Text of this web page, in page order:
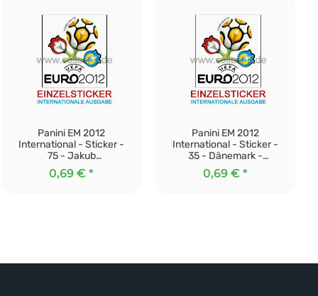
Panini EM 2012
International - Sticker -
75 - Jakub
Blaszczykowski - Polen
0,69 €*
Panini EM 2012
International - Sticker -
35 - Dänemark -
Geschichte
0,69 €*